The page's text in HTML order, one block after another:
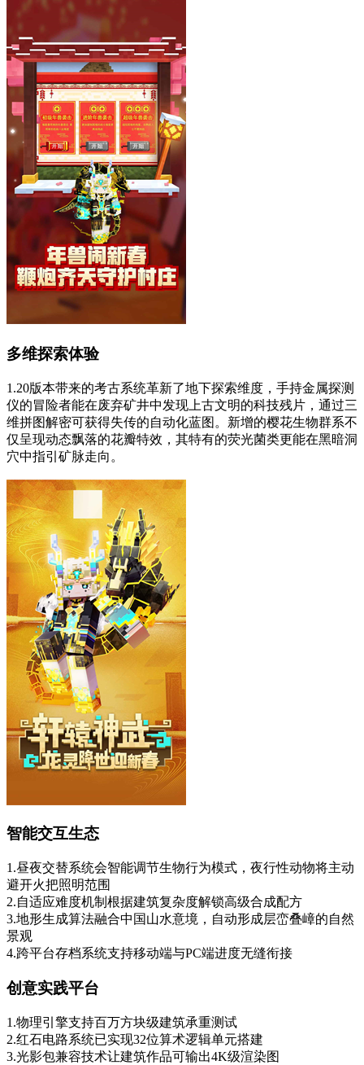
多维探索体验
1.20版本带来的考古系统革新了地下探索维度，手持金属探测
仪的冒险者能在废弃矿井中发现上古文明的科技残片，通过三
维拼图解密可获得失传的自动化蓝图。新增的樱花生物群系不
仅呈现动态飘落的花瓣特效，其特有的荧光菌类更能在黑暗洞
穴中指引矿脉走向。
智能交互生态
1.昼夜交替系统会智能调节生物行为模式，夜行性动物将主动
避开火把照明范围
2.自适应难度机制根据建筑复杂度解锁高级合成配方
3.地形生成算法融合中国山水意境，自动形成层峦叠嶂的自然
景观
4.跨平台存档系统支持移动端与PC端进度无缝衔接
创意实践平台
1.物理引擎支持百万方块级建筑承重测试
2.红石电路系统已实现32位算术逻辑单元搭建
3.光影包兼容技术让建筑作品可输出4K级渲染图